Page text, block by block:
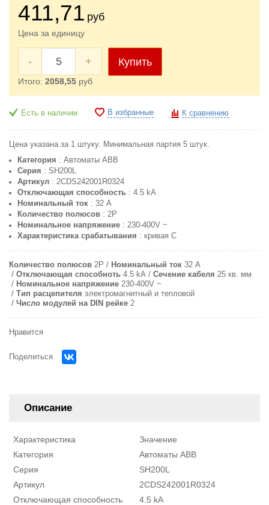
411,71 руб
Цена за единицу
- + Купить
Итого: 2058,55 руб
Есть в наличии В избранные К сравнению
Цена указана за 1 штуку. Минимальная партия 5 штук.
Категория : Автоматы ABB
Серия : SH200L
Артикул: 2CDS242001R0324
Отключающая способность: 4.5 kA
Номинальный ток: 32 A
Количество полюсов: 2P
Номинальное напряжение: 230-400V ~
Характеристика срабатывания : кривая C
Количество полюсов 2P Номинальный ток 32 A
Отключающая способноть 4.5 kA Сечение кабеля 25 кв. мм
Номинальное напряжение 230-400V ~
Тип расцепителя электромагнитный и тепловой
Число модулей на DIN рейке 2
Нравится
Поделиться
Описание
Характеристика
Значение
Категория
Автоматы ABB
Серия
SH200L
Артикул
2CDS242001R0324
Отключающая способность
4.5 kA